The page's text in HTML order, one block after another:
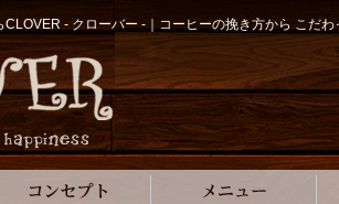
- クローバー -｜コーヒーの挽き方から こだ
コンセプト